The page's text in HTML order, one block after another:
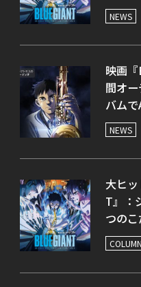
NEWS
映画
間オ
バム
を更新
NEWS
大ヒ
T』：
つの